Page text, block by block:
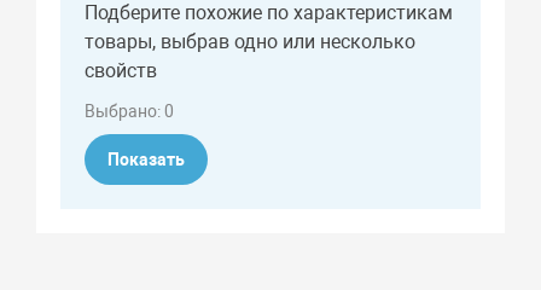
Подберите похожие по характеристикам
товары, выбрав одно или несколько
свойств
Выбрано:0
Показать